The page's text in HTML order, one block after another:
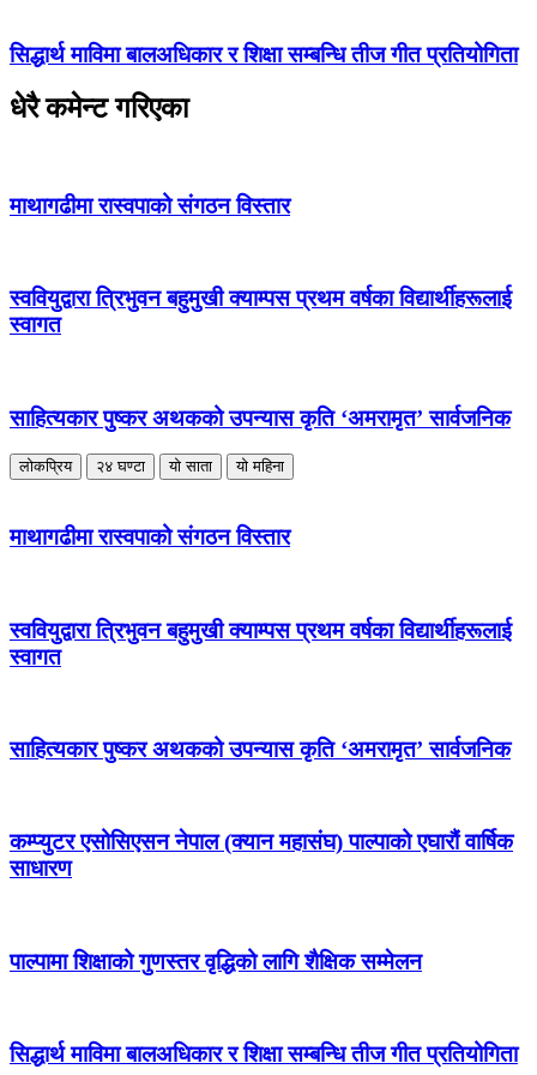
सिद्धार्थ माविमा बालअधिकार र शिक्षा सम्बन्धि तीज गीत प्रतियोगिता
धेरै कमेन्ट गरिएका
माथागढीमा रास्वपाको संगठन विस्तार
स्ववियुद्वारा त्रिभुवन बहुमुखी क्याम्पस प्रथम वर्षका विद्यार्थीहरूलाई
स्वागत
साहित्यकार पुष्कर अथकको उपन्यास कृति ‘अमरामृत’ सार्वजनिक
लोकप्रिय २४ घण्टा यो साता यो महिना
माथागढीमा रास्वपाको संगठन विस्तार
स्ववियुद्वारा त्रिभुवन बहुमुखी क्याम्पस प्रथम वर्षका विद्यार्थीहरूलाई
स्वागत
साहित्यकार पुष्कर अथकको उपन्यास कृति ‘अमरामृत’ सार्वजनिक
कम्प्युटर एसोसिएसन नेपाल (क्यान महासंघ) पाल्पाको एघारौं वार्षिक
साधारण
पाल्पामा शिक्षाको गुणस्तर वृद्धिको लागि शैक्षिक सम्मेलन
सिद्धार्थ माविमा बालअधिकार र शिक्षा सम्बन्धि तीज गीत प्रतियोगिता